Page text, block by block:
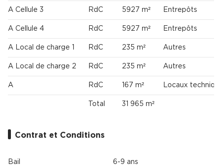
A Cellule 3 RdC 5927 m² Entrepôts
A Cellule 4 RdC 5927 m² Entrepôts
A Local de charge 1 RdC 235 m² Autres
A Local de charge 2 RdC 235 m² Autres
A RdC 167 m² Locaux
Total 31 965 m²
Contrat et Conditions
Bail 6-9 ans